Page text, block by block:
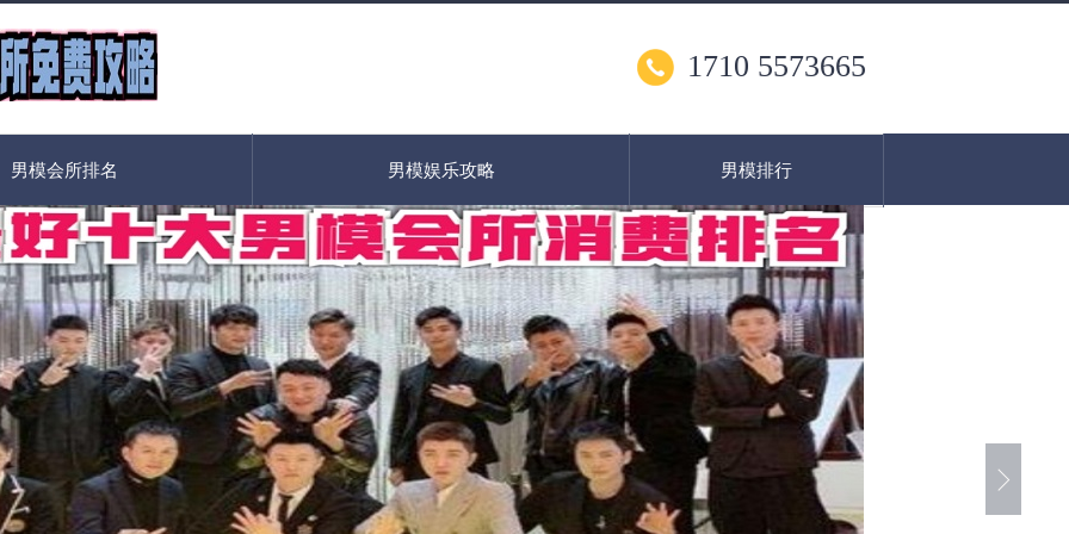
1710 5573665
男模会所排名 男模娱乐攻略 男模排行